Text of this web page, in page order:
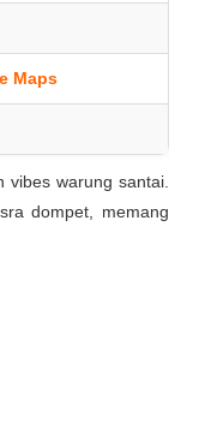
Maps
vibes warung santai.
dompet, memang